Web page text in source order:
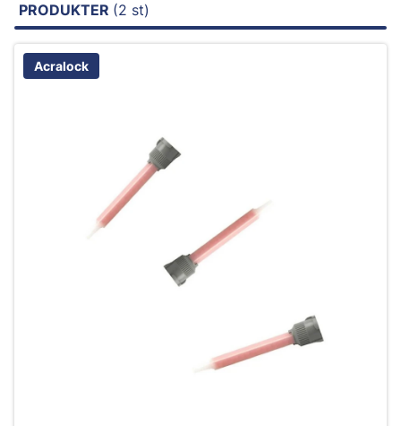
PRODUKTER (2 st)
Acralock